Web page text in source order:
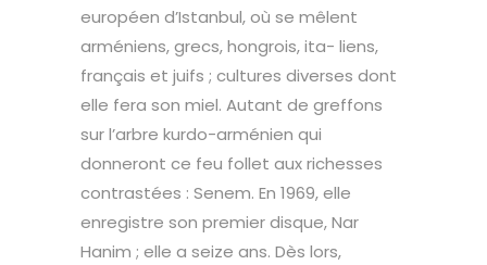
européen d’Istanbul, où se mêlent
arméniens, grecs, hongrois, ita- liens,
français et juifs ; cultures diverses dont
elle fera son miel. Autant de greffons
sur l’arbre kurdo-arménien qui
donneront ce feu follet aux richesses
contrastées : Senem. En 1969, elle
enregistre son premier disque, Nar
Hanim ; elle a seize ans. Dès lors,